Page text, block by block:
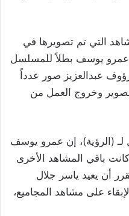
التي تم تصويرها في
عمرو يوسف بطلاً للمسلسل
عبدالعزيز صور عدداً
وخروج العمل من
(الرؤية)، إن عمرو يوسف
كانت باقي المشاهد الأخرى
أن يعيد ياسر جلال
على مشاهد المجاميع،